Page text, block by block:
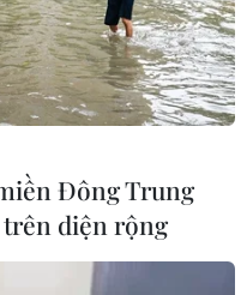
Đông Trung
trên diện rộng